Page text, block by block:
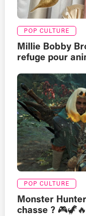
POP CULTURE
Millie Bobby
refuge pour
POP CULTURE
Monster
chasse ? 🎮🦖🔥